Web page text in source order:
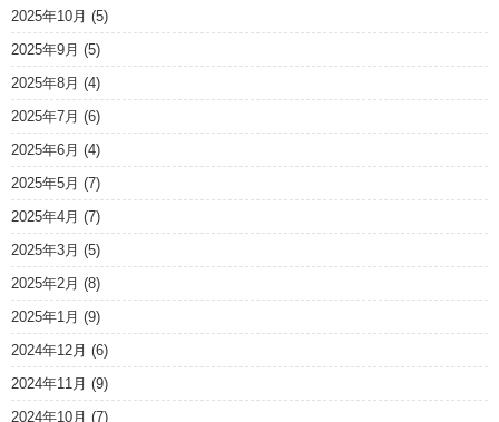
2025年10月 (5)
2025年9月 (5)
2025年8月 (4)
2025年7月 (6)
2025年6月 (4)
2025年5月 (7)
2025年4月 (7)
2025年3月 (5)
2025年2月 (8)
2025年1月 (9)
2024年12月 (6)
2024年11月 (9)
2024年10月 (7)